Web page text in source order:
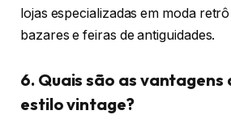
lojas especializadas em moda
bazares e feiras de antiguidades.
6. Quais são as
estilo vintage?